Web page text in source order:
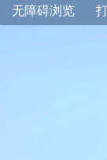
无障碍浏览